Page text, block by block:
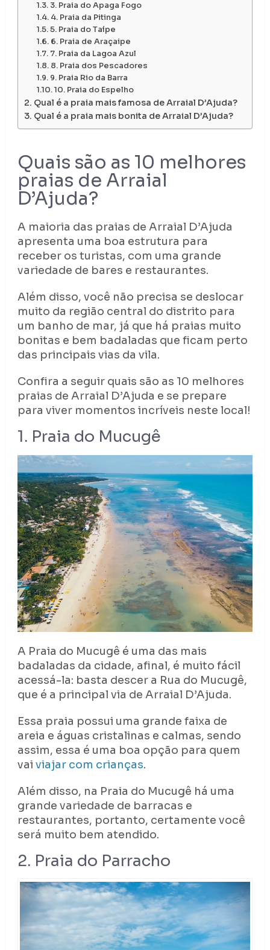
3. Praia do Apaga Fogo
4. Praia da Pitinga
5. Praia do Taípe
6. Praia de Araçaipe
7. Praia da Lagoa Azul
8. Praia dos Pescadores
9. Praia Rio da Barra
10. Praia do Espelho
Qual é a praia mais famosa de Arraial D’Ajuda?
Qual é a praia mais bonita de Arraial D’Ajuda?
Quais são as 10 melhores
praias de Arraial
D’Ajuda?
A maioria das praias de Arraial D’Ajuda
apresenta uma boa estrutura para
receber os turistas, com uma grande
variedade de bares e restaurantes.
Além disso, você não precisa se deslocar
muito da região central do distrito para
um banho de mar, já que há praias muito
bonitas e bem badaladas que ficam perto
das principais vias da vila.
Confira a seguir quais são as 10 melhores
praias de Arraial D’Ajuda e se prepare
para viver momentos incríveis neste local!
1. Praia do Mucugê
A Praia do Mucugê é uma das mais
badaladas da cidade, afinal, é muito fácil
acessá-la: basta descer a Rua do Mucugê,
que é a principal via de Arraial D’Ajuda.
Essa praia possui uma grande faixa de
areia e águas cristalinas e calmas, sendo
assim, essa é uma boa opção para quem
vai viajar com crianças.
Além disso, na Praia do Mucugê há uma
grande variedade de barracas e
restaurantes, portanto, certamente você
será muito bem atendido.
2. Praia do Parracho